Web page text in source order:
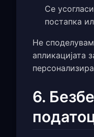
Се
постапка
Не
апликацијата
6.